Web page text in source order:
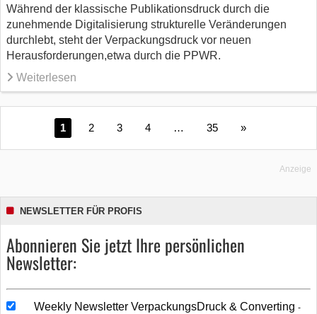
Während der klassische Publikationsdruck durch die
zunehmende Digitalisierung strukturelle Veränderungen
durchlebt, steht der Verpackungsdruck vor neuen
Herausforderungen,etwa durch die PPWR.
Weiterlesen
1 2 3 4 … 35 »
Anzeige
NEWSLETTER FÜR PROFIS
Abonnieren Sie jetzt Ihre persönlichen
Newsletter:
Weekly Newsletter VerpackungsDruck & Converting